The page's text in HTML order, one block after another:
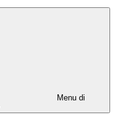
Menu di